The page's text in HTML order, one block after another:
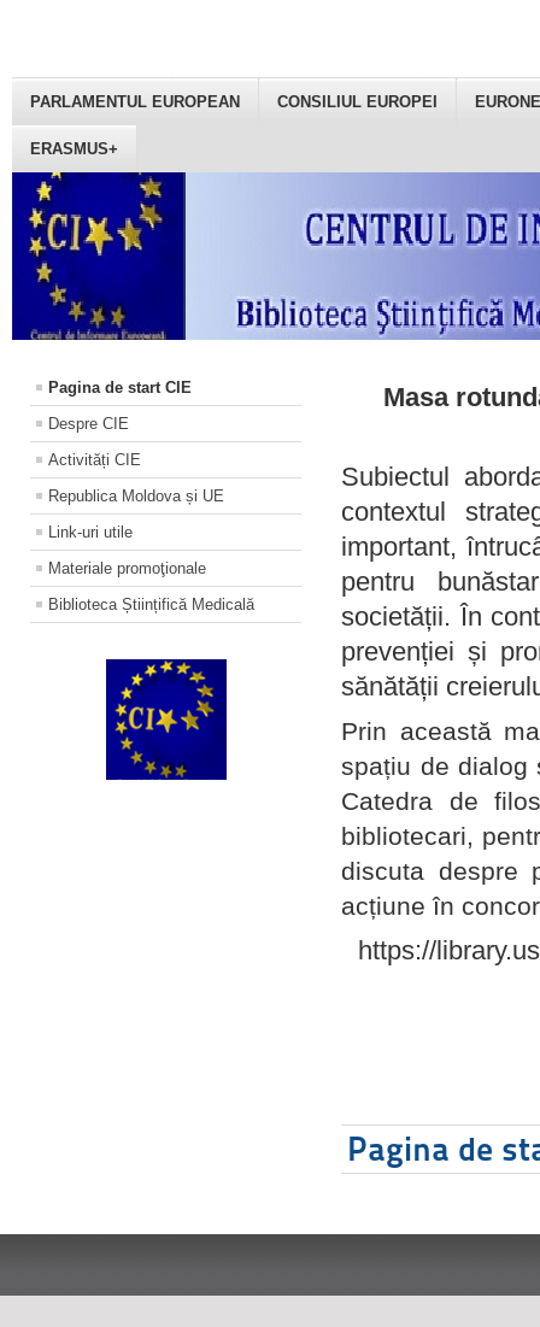
PARLAMENTUL EUROPEAN CONSILIUL EUROPEI
ERASMUS+
Pagina de start CIE
Despre CIE
Activități CIE
Republica Moldova și UE
Link-uri utile
Materiale promoţionale
Biblioteca Științifică Medicală
Masa
Subiectul
contextul
important,
pentru
societății. În
prevenției și
sănătății
Prin această
spațiu de dialog
Catedra de
bibliotecari,
discuta despre
acțiune în
https://
Pagina de